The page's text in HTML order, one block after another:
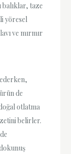
taze
yöresel
ve mırmır
de
otlatma
belirler.